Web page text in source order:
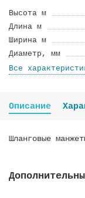
Высота м
Длина м
Ширина м
Диаметр, мм
Все
Описание
Шланговые